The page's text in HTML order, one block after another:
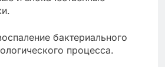
бактериального
процесса.